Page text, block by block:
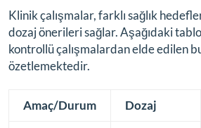
Klinik çalışmalar, farklı sağlık
dozaj önerileri sağlar. Aşağıdaki
kontrollü çalışmalardan elde edilen
özetlemektedir.
Amaç/Durum Dozaj